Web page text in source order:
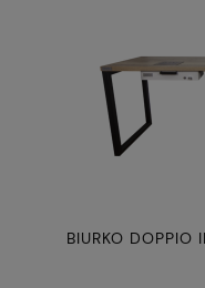
BIURKO DOPPIO